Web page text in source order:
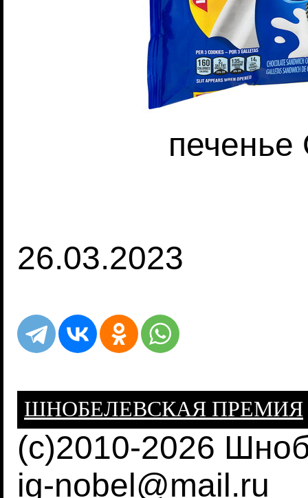
печенье
26.03.2023
ШНОБЕЛЕВСКАЯ ПРЕМИЯ
(c)2010-2026
ig-nobel@mail.ru